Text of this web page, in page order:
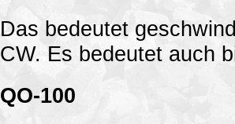
Das bedeutet
CW. Es bedeutet auch
QO-100